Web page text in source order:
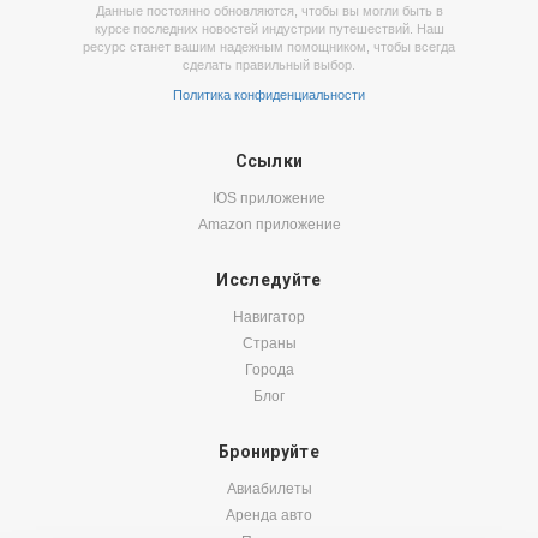
Данные постоянно обновляются, чтобы вы могли быть в
курсе последних новостей индустрии путешествий. Наш
ресурс станет вашим надежным помощником, чтобы всегда
сделать правильный выбор.
Политика конфиденциальности
Ссылки
IOS приложение
Amazon приложение
Исследуйте
Навигатор
Страны
Города
Блог
Бронируйте
Авиабилеты
Аренда авто